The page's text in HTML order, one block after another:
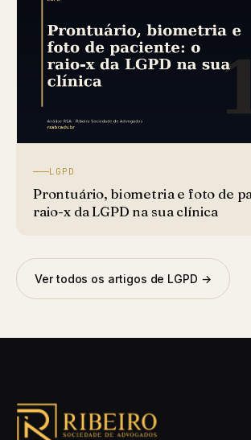
LGPD
Prontuário, biometria e foto de
raio-x da LGPD na sua clínica
Ver todos os artigos de LGPD →